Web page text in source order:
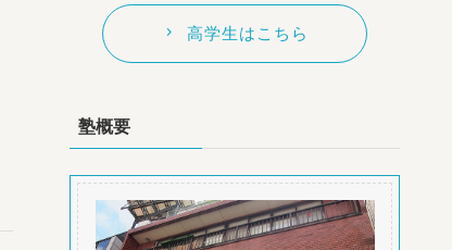
高学生はこちら
塾概要